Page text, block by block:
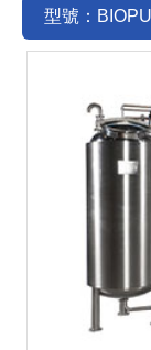
型號：